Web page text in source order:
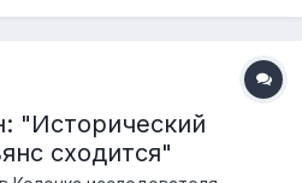
"Исторический
сходится"